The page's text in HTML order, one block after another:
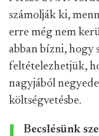
számolják ki,
erre még nem
abban bízni, hogy
feltételezhetjük,
nagyjából
költségvetésbe.
Becslésünk